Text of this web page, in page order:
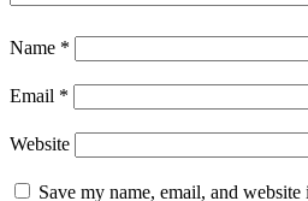
Name *
Email *
Website
Save my name, email, and